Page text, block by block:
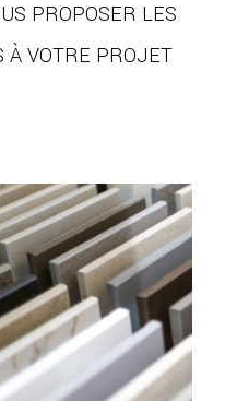
PROPOSER LES
À VOTRE PROJET